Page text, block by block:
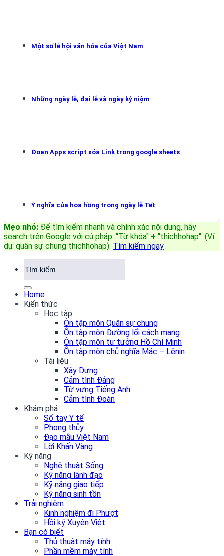
Một số lễ hội văn hóa của Việt Nam
Những ngày lễ, đại lễ và ngày kỷ niệm
Đoạn Apps script xóa Link trong google sheets
Ý nghĩa của hoa hồng trong ngày lễ Tết
Mẹo nhỏ: Để tìm kiếm nhanh và chính xác nội dung, hãy
search trên Google với cú pháp: "Từ khóa" + "thichhohap". (Ví
dụ: quân sự chung thichhohap). Tìm kiếm ngay
Home
Kiến thức
Học tập
Ôn tập môn Quân sự chung
Ôn tập môn Đường lối cách mạng
Ôn tập môn tư tưởng Hồ Chí Minh
Ôn tập môn chủ nghĩa Mác – Lênin
Tài liệu
Xây Dựng
Cảm tình Đảng
Từ vựng Tiếng Anh
Cảm tình Đoàn
Khám phá
Sổ tay Y tế
Phong thủy
Đạo mẫu Việt Nam
Lời Khấn Vàng
Kỹ năng
Nghệ thuật Sống
Kỹ năng lãnh đạo
Kỹ năng giao tiếp
Kỹ năng sinh tồn
Trải nghiệm
Kinh nghiệm đi Phượt
Hồi ký Xuyên Việt
Bạn có biết
Thủ thuật máy tính
Phần mềm máy tính